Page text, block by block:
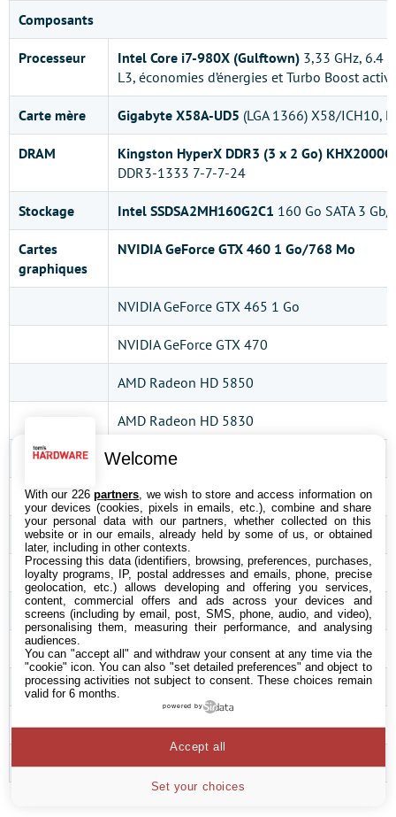
Composants
Processeur Intel Core i7-980X (Gulftown) 3,33 GHz, 6.4
L3, économies d’énergies et Turbo Boost
Carte mère Gigabyte X58A-UD5 (LGA 1366) X58/ICH10,
DRAM
Kingston HyperX DDR3 (3 x 2 Go)
DDR3-1333 7-7-7-24
Stockage Intel SSDSA2MH160G2C1 160 Go SATA 3 Gb/
Cartes
graphiques
NVIDIA GeForce GTX 460 1 Go/768 Mo
NVIDIA GeForce GTX 465 1 Go
NVIDIA GeForce GTX 470
AMD Radeon HD 5850
AMD Radeon HD 5830
AMD Radeon HD 5770
Alimentation Cooler Master UCP 1100 Watts
Dissipateur Intel DBX-B
Logiciels et pilotes
Os Microsoft Windows 7 Ultimate x64
DirectX DirectX 11
Chipset Intel INF Chipset Update Utility 9.1.1.1019
Graphiques ForceWare 258.80
Catalyst 10.6
Welcome
With our 226partners , we wish to store and access information on
your devices (cookies, pixels in emails, etc.), combine and share
your personal data with our partners, whether collected on this
website or in our emails, already held by some of us, or obtained
later, including in other contexts.
Processing this data (identifiers, browsing, preferences, purchases,
loyalty programs, IP, postal addresses and emails, phone, precise
geolocation, etc.) allows developing and offering you services,
content, commercial offers and ads across your devices and
screens (including by email, post, SMS, phone, audio, and video),
personalising them, measuring their performance, and analysing
audiences.
You can "accept all" and withdraw your consent at any time via the
"cookie" icon. You can also "set detailed preferences" and object to
processing activities not subject to consent. These choices remain
valid for 6 months.
powered by
Set your choices
Accept all